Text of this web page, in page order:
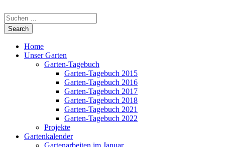
Home
Unser Garten
Garten-Tagebuch
Garten-Tagebuch 2015
Garten-Tagebuch 2016
Garten-Tagebuch 2017
Garten-Tagebuch 2018
Garten-Tagebuch 2021
Garten-Tagebuch 2022
Projekte
Gartenkalender
Gartenarbeiten im Januar